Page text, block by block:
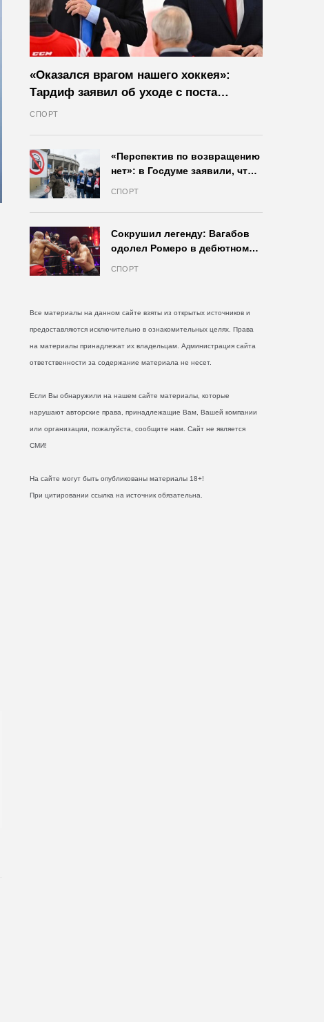
«Оказался врагом нашего хоккея»:
Тардиф заявил об уходе с поста
президента IIHF в октябре
СПОРТ
«Перспектив по возвращению
нет»: в Госдуме заявили, что
СПОРТ
Сокрушил легенду: Вагабов
одолел Ромеро в дебютном
СПОРТ
Все материалы на данном сайте взяты из открытых источников и
предоставляются исключительно в ознакомительных целях. Права
на материалы принадлежат их владельцам. Администрация сайта
ответственности за содержание материала не несет.
Если Вы обнаружили на нашем сайте материалы, которые
нарушают авторские права, принадлежащие Вам, Вашей компании
или организации, пожалуйста, сообщите нам. Сайт не является
СМИ!
На сайте могут быть опубликованы материалы 18+!
При цитировании ссылка на источник обязательна.